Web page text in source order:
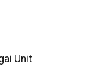
Unit